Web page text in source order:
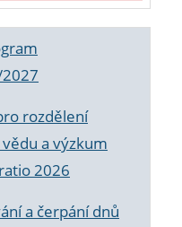
rozdělení
a výzkum
2026
a čerpání dnů